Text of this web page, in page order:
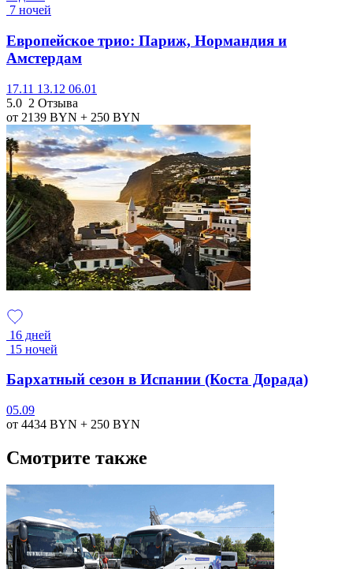
7 ночей
Европейское трио: Париж, Нормандия и
Амстердам
17.11 13.12 06.01
5.0 2 Отзыва
от 2139 BYN + 250 BYN
16 дней
15 ночей
Бархатный сезон в Испании (Коста Дорада)
05.09
от 4434 BYN + 250 BYN
Смотрите также